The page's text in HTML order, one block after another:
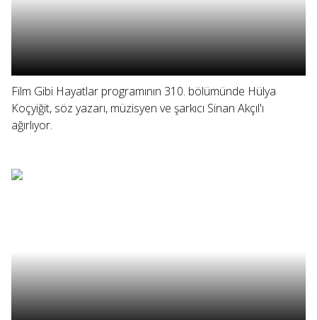
Film Gibi Hayatlar programının 310. bölümünde Hülya
Koçyiğit, söz yazarı, müzisyen ve şarkıcı Sinan Akçıl'ı
ağırlıyor.